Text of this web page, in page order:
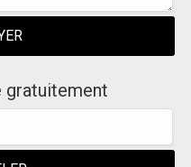
gratuitement